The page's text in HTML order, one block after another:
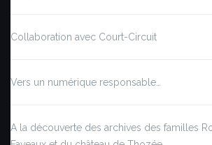
Collaboration avec Court-Circuit
Vers un numérique responsable…
A la découverte des archives des familles